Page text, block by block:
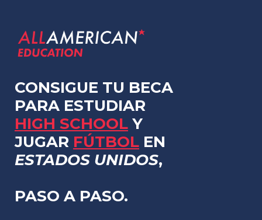
CONSIGUE TU BECA
PARA ESTUDIAR
HIGH SCHOOL Y
JUGAR FÚTBOL EN
ESTADOS UNIDOS,
PASO A PASO.